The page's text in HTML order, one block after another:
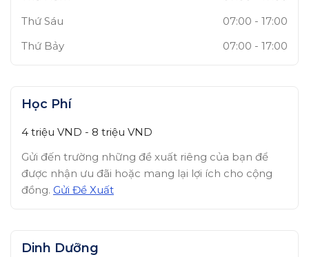
Thứ Sáu
07:00 - 17:00
Thứ Bảy
07:00 - 17:00
Học Phí
4 triệu VND - 8 triệu VND
Gửi đến trường những đề xuất riêng của bạn để
được nhận ưu đãi hoặc mang lại lợi ích cho cộng
đồng. Gửi Đề Xuất
Dinh Dưỡng